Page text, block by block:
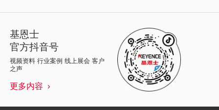
基恩士
官方抖音号
视频资料 行业案例 线上展会 客户
之声
更多内容